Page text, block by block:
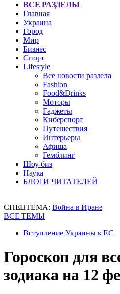
ВСЕ РАЗДЕЛЫ
Главная
Украина
Город
Мир
Бизнес
Спорт
Lifestyle
Все новости раздела
Fashion
Food&Drinks
Моторы
Гаджеты
Киберспорт
Путешествия
Интерьеры
Афиша
Гемблинг
Шоу-биз
Наука
БЛОГИ ЧИТАТЕЛЕЙ
СПЕЦТЕМА: Война в Иране
ВСЕ ТЕМЫ
Вступление Украины в ЕС
Гороскоп для
зодиака на 12